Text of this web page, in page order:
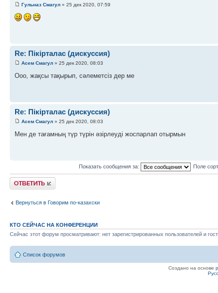
Гульназ Смагул » 25 дек 2020, 07:59
Re: Пікірталас (дискуссия)
Асем Смагул » 25 дек 2020, 08:03
Ооо, жақсы тақырып, сәлеметсіз дер ме
Re: Пікірталас (дискуссия)
Асем Смагул » 25 дек 2020, 08:03
Мен де тағамның түр түрін әзірлеуді жоспарлап отырмын
Показать сообщения за: Поле
Ответить
Вернуться в Говорим по-казахски
КТО СЕЙЧАС НА КОНФЕРЕНЦИИ
Сейчас этот форум просматривают: нет зарегистрированных пользователей и
Список форумов
Создано на основе